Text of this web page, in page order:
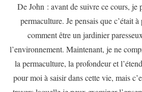
De John : avant de suivre ce cours, je
permaculture. Je pensais que c’était
comment être un jardinier
l’environnement. Maintenant, je ne
la permaculture, la profondeur et
pour moi à saisir dans cette vie, mais